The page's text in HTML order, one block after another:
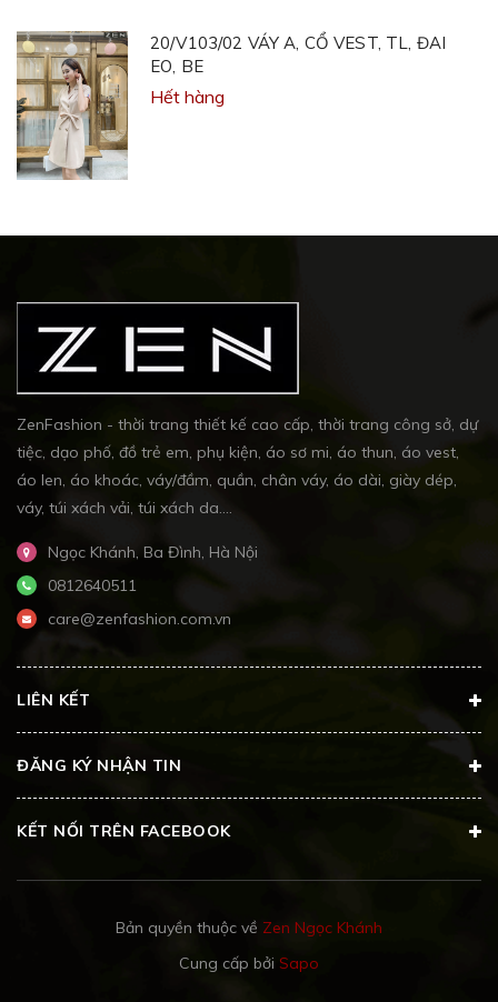
20/V103/02 VÁY A, CỔ VEST, TL, ĐAI
EO, BE
Hết hàng
ZenFashion - thời trang thiết kế cao cấp, thời trang công sở, dự
tiệc, dạo phố, đồ trẻ em, phụ kiện, áo sơ mi, áo thun, áo vest,
áo len, áo khoác, váy/đầm, quần, chân váy, áo dài, giày dép,
váy, túi xách vải, túi xách da....
Ngọc Khánh, Ba Đình, Hà Nội
0812640511
care@zenfashion.com.vn
LIÊN KẾT
ĐĂNG KÝ NHẬN TIN
KẾT NỐI TRÊN FACEBOOK
Bản quyền thuộc về Zen Ngọc Khánh
Cung cấp bởi Sapo